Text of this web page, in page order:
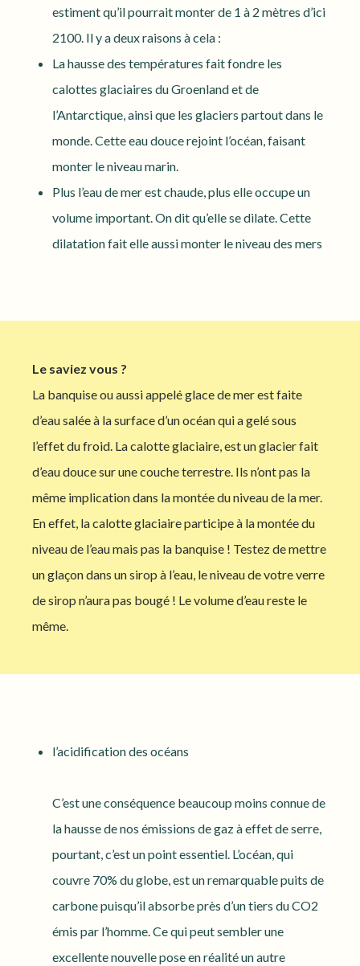
estiment qu’il pourrait monter de 1 à 2 mètres d’ici
2100. Il y a deux raisons à cela :
La hausse des températures fait fondre les
calottes glaciaires du Groenland et de
l’Antarctique, ainsi que les glaciers partout dans le
monde. Cette eau douce rejoint l’océan, faisant
monter le niveau marin.
Plus l’eau de mer est chaude, plus elle occupe un
volume important. On dit qu’elle se dilate. Cette
dilatation fait elle aussi monter le niveau des mers
Le saviez vous ?
La banquise ou aussi appelé glace de mer est faite
d’eau salée à la surface d’un océan qui a gelé sous
l’effet du froid. La calotte glaciaire, est un glacier fait
d’eau douce sur une couche terrestre. Ils n’ont pas la
même implication dans la montée du niveau de la mer.
En effet, la calotte glaciaire participe à la montée du
niveau de l’eau mais pas la banquise ! Testez de mettre
un glaçon dans un sirop à l’eau, le niveau de votre verre
de sirop n’aura pas bougé ! Le volume d’eau reste le
même.
l’acidification des océans
C’est une conséquence beaucoup moins connue de
la hausse de nos émissions de gaz à effet de serre,
pourtant, c’est un point essentiel. L’océan, qui
couvre 70% du globe, est un remarquable puits de
carbone puisqu’il absorbe près d’un tiers du CO2
émis par l’homme. Ce qui peut sembler une
excellente nouvelle pose en réalité un autre